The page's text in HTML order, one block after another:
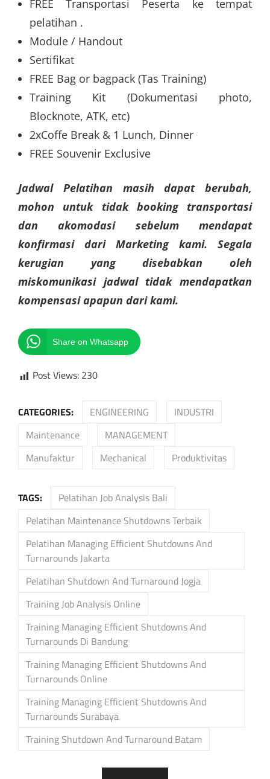
FREE Transportasi Peserta ke tempat
pelatihan .
Module / Handout
Sertifikat
FREE Bag or bagpack (Tas Training)
Training Kit (Dokumentasi photo,
Blocknote, ATK, etc)
2xCoffe Break & 1 Lunch, Dinner
FREE Souvenir Exclusive
Jadwal Pelatihan masih dapat berubah,
mohon untuk tidak booking transportasi
dan akomodasi sebelum mendapat
konfirmasi dari Marketing kami. Segala
kerugian yang disebabkan oleh
miskomunikasi jadwal tidak mendapatkan
kompensasi apapun dari kami.
Share on Whatsapp
Post Views: 230
CATEGORIES: ENGINEERING
INDUSTRI
Maintenance
MANAGEMENT
Manufaktur
Mechanical Produktivitas
TAGS:
Pelatihan Job Analysis Bali
Pelatihan Maintenance Shutdowns Terbaik
Pelatihan Managing Efficient Shutdowns And
Turnarounds Jakarta
Pelatihan Shutdown And Turnaround Jogja
Training Job Analysis Online
Training Managing Efficient Shutdowns And
Turnarounds Di Bandung
Training Managing Efficient Shutdowns And
Turnarounds Online
Training Managing Efficient Shutdowns And
Turnarounds Surabaya
Training Shutdown And Turnaround Batam